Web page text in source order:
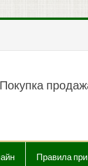
Покупка
Правила